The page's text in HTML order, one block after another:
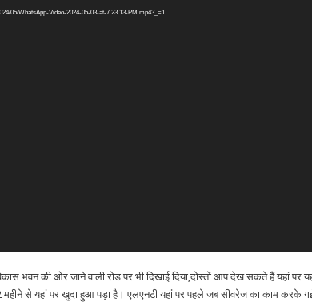
05/WhatsApp-Video-2024-05-03-at-7.23.13-PM.mp4?_=1
भवन की ओर जाने वाली रोड पर भी दिखाई दिया,दोस्तों आप देख सकते हैं यहां पर
महीने से यहां पर खुदा हुआ पड़ा है। एलएनटी यहां पर पहले जब सीवरेज का काम करके